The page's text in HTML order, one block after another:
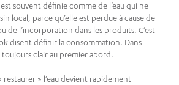
souvent définie comme de l’eau qui ne
local, parce qu’elle est perdue à cause de
de l’incorporation dans les produits. C’est
disent définir la consommation. Dans
toujours clair au premier abord.
restaurer » l’eau devient rapidement